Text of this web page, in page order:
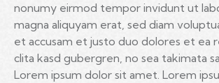
nonumy eirmod tempor invidunt ut
magna aliquyam erat, sed diam
et accusam et justo duo dolores et ea
clita kasd gubergren, no sea takimata
Lorem ipsum dolor sit amet. Lorem